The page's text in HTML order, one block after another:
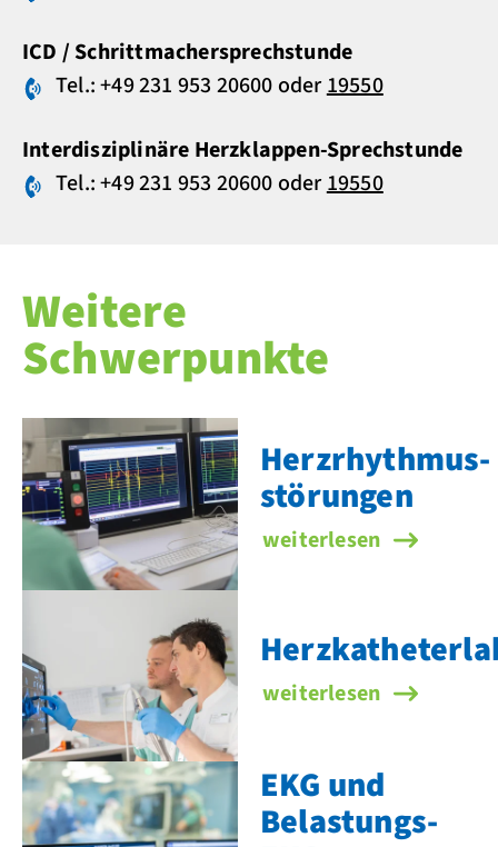
ICD / Schrittmacher­sprechstunde
Tel.: +49 231 953 20600oder19550
Interdisziplinäre Herzklappen-Sprechstunde
Tel.: +49 231 953 20600oder19550
Weitere
Schwerpunkte
Herzrhythmus­
störungen
weiterlesen
Herzkatheterlabor
weiterlesen
EKG und
Belastungs-